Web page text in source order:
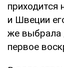
приходится
и Швеции
же выбрала
первое